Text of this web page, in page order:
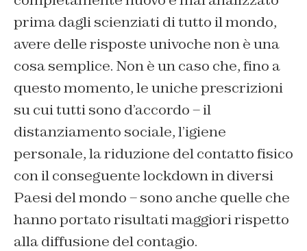
prima dagli scienziati di tutto il mondo,
avere delle risposte univoche non è una
cosa semplice. Non è un caso che, fino a
questo momento, le uniche prescrizioni
su cui tutti sono d’accordo – il
distanziamento sociale, l’igiene
personale, la riduzione del contatto fisico
con il conseguente lockdown in diversi
Paesi del mondo – sono anche quelle che
hanno portato risultati maggiori rispetto
alla diffusione del contagio.